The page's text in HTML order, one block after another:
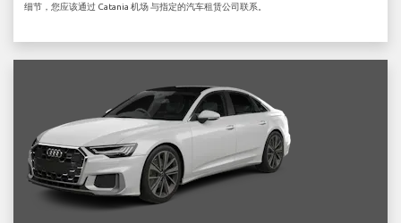
细节，您应该通过 Catania 机场 与指定的汽车租赁公司联系。